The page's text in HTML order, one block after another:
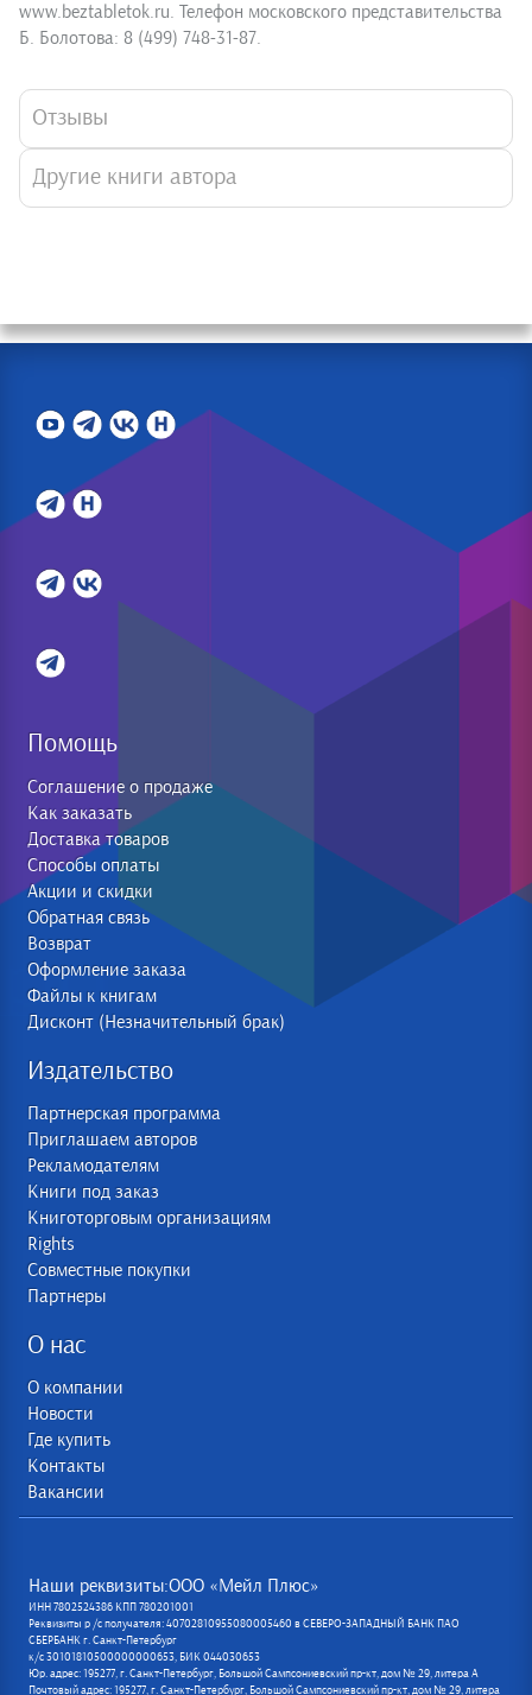
www.beztabletok.ru. Телефон московского представительства
Б. Болотова: 8 (499) 748-31-87.
Отзывы
Другие книги автора
Помощь
Соглашение о продаже
Как заказать
Доставка товаров
Способы оплаты
Акции и скидки
Обратная связь
Возврат
Оформление заказа
Файлы к книгам
Дисконт (Незначительный брак)
Издательство
Партнерская программа
Приглашаем авторов
Рекламодателям
Книги под заказ
Книготорговым организациям
Rights
Совместные покупки
Партнеры
О нас
О компании
Новости
Где купить
Контакты
Вакансии
Наши реквизиты:ООО «Мейл Плюс»
ИНН 7802524386 КПП 780201001
Реквизиты р /с получателя: 40702810955080005460 в СЕВЕРО-ЗАПАДНЫЙ БАНК ПАО
СБЕРБАНК г. Санкт-Петербург
к/с 30101810500000000653, БИК 044030653
Юр. адрес: 195277, г. Санкт-Петербург, Большой Сампсониевский пр-кт, дом № 29, литера А
Почтовый адрес: 195277, г. Санкт-Петербург, Большой Сампсониевский пр-кт, дом № 29, литера